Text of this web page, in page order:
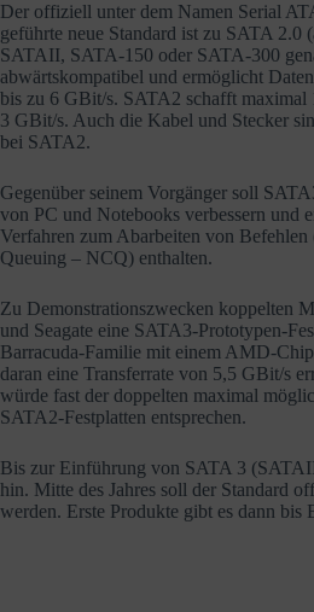
Der offiziell unter dem Namen Serial
geführte neue Standard ist zu SATA 2.0
SATAII, SATA-150 oder SATA-300
abwärtskompatibel und ermöglicht
bis zu 6 GBit/s. SATA2 schafft maximal
3 GBit/s. Auch die Kabel und Stecker
bei SATA2.
Gegenüber seinem Vorgänger soll
von PC und Notebooks verbessern und
Verfahren zum Abarbeiten von
Queuing – NCQ) enthalten.
Zu Demonstrationszwecken koppelten
und Seagate eine SATA3-Prototypen-
Barracuda-Familie mit einem AMD-
daran eine Transferrate von 5,5 GBit/s
würde fast der doppelten maximal
SATA2-Festplatten entsprechen.
Bis zur Einführung von SATA 3
hin. Mitte des Jahres soll der Standard
werden. Erste Produkte gibt es dann bis